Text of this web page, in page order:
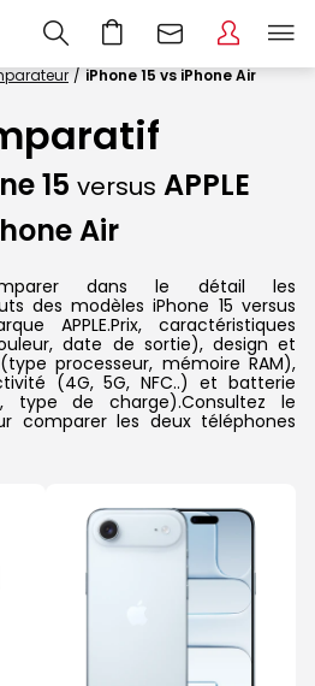
iPhone 15 vs iPhone Air
15 versus APPLE
Air
dans le détail les
des modèles iPhone 15 versus
APPLE.Prix, caractéristiques
date de sortie), design et
processeur, mémoire RAM),
(4G, 5G, NFC..) et batterie
type de charge).Consultez le
comparer les deux téléphones